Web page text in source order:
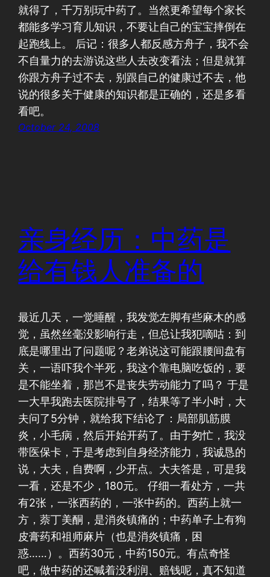
就得了，千万别玩中药了。当然更希望每个家长
都能多学习育儿知识，不要让自己的宝宝摔倒在
起跑线上。 后记：很多人都反感方舟子，我不会
不自量力的去游说这些人去改变看法；但是就算
你跟方舟子过不去，别跟自己的健康过不去，他
说的很多关于健康的知识都是正确的，还是多看
看吧。
October 24, 2008
亲身经历：中药是
给有钱人准备的
最近几天，一觉睡醒，我发觉左脚有些麻木的感
觉，虽然丝毫没影响行走，但总让我犯嘀咕：到
底是哪里出了问题呢？老弟说这可能跟腰间盘有
关，一语吓我个半死，我这个靠电脑吃饭的，要
是不能坐着，那岂不是丧失劳动能力了吗？ 于是
一大早我跑去医院排号了，结果等了半小时，大
夫问了5分钟，就给我下结论了：局部肌筋膜
炎，小毛病，然后开始开药了。由于匆忙，我没
带医保卡，于是考虑到自身经济能力，我诚恳的
说，大夫，自费啊，少开点。大夫答是，可是我
一看，还是不少，180元。 仔细一看处方，一共
有2张，一张西药的，一张中药的。西药上就一
方，萘丁美酮，是消炎镇痛的；中药单子上有狗
皮膏药和祖师麻片（也是消炎镇痛，困
惑……）。西药30元，中药150元。有点奇怪
吧，做中药的还喊着没利润、赔钱呢，真不知道